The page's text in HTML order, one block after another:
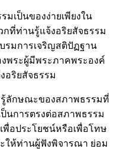
มเป็นของง่ายเพียงใน
ที่ท่านรู้แจ้งอริยสัจธรรม
รมการเจริญสติปัฏฐาน
พระผู้มีพระภาคพระองค์
อริยสัจธรรม
รู้ลักษณะของสภาพธรรมที่
นการตรงต่อสภาพธรรม
อประโยชน์หรือเพื่อโทษ
ะให้ท่านผู้ฟังพิจารณา ย่อม